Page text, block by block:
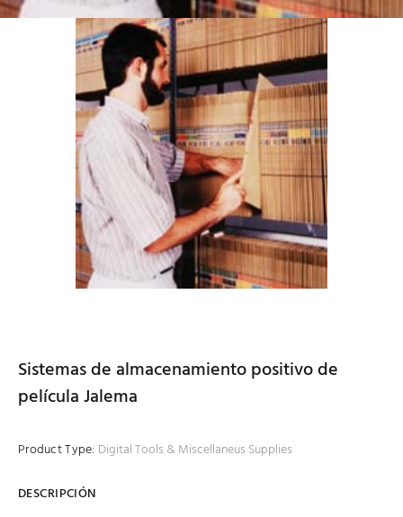
Sistemas de almacenamiento positivo de
película Jalema
Product Type: Digital Tools & Miscellaneus Supplies
DESCRIPCIÓN